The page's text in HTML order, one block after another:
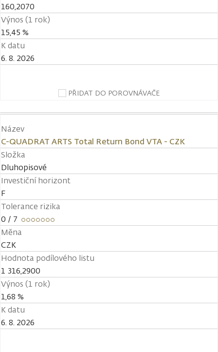
160,2070
Výnos (1 rok)
15,45 %
K datu
6. 8. 2026
PŘIDAT DO POROVNÁVAČE
Název
C-QUADRAT ARTS Total Return Bond VTA - CZK
Složka
Dluhopisové
Investiční horizont
F
Tolerance rizika
0 / 7
Měna
CZK
Hodnota podílového listu
1 316,2900
Výnos (1 rok)
1,68 %
K datu
6. 8. 2026